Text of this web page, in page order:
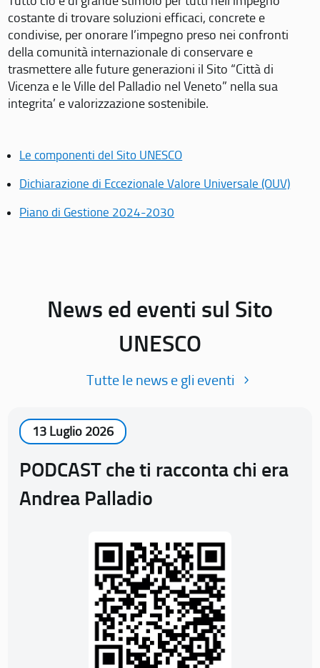
costante di trovare soluzioni efficaci, concrete e
condivise, per onorare l’impegno preso nei confronti
della comunità internazionale di conservare e
trasmettere alle future generazioni il Sito “Città di
Vicenza e le Ville del Palladio nel Veneto” nella sua
integrita’ e valorizzazione sostenibile.
Le componenti del Sito UNESCO
Dichiarazione di Eccezionale Valore Universale (OUV)
Piano di Gestione 2024-2030
News ed eventi sul Sito
UNESCO
Tutte le news e gli eventi
13 Luglio 2026
PODCAST che ti racconta chi era
Andrea Palladio